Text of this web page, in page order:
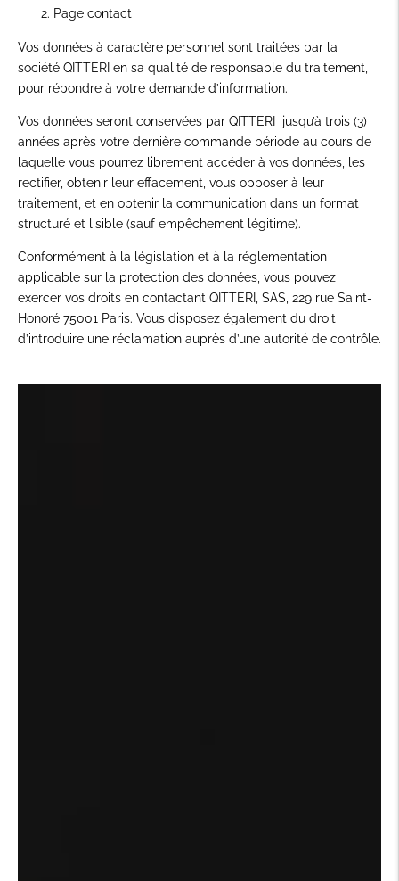
Page contact
Vos données à caractère personnel sont traitées par la
société QITTERI en sa qualité de responsable du traitement,
pour répondre à votre demande d’information.
Vos données seront conservées par QITTERI jusqu’à trois (3)
années après votre dernière commande période au cours de
laquelle vous pourrez librement accéder à vos données, les
rectifier, obtenir leur effacement, vous opposer à leur
traitement, et en obtenir la communication dans un format
structuré et lisible (sauf empêchement légitime).
Conformément à la législation et à la réglementation
applicable sur la protection des données, vous pouvez
exercer vos droits en contactant QITTERI, SAS, 229 rue Saint-
Honoré 75001 Paris. Vous disposez également du droit
d’introduire une réclamation auprès d’une autorité de contrôle.